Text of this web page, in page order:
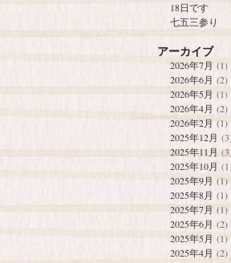
18日です
七五三参り
アーカイブ
2026年7月 (1)
2026年6月 (2)
2026年5月 (1)
2026年4月 (2)
2026年2月(1)
2025年12月
2025年11月
2025年10月
2025年9月 (1)
2025年8月 (1)
2025年7月 (1)
2025年6月 (2)
2025年5月 (1)
2025年4月 (2)